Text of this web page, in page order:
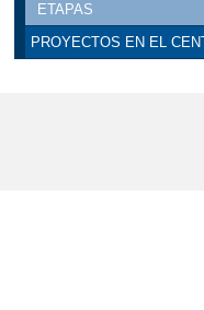
ETAPAS
PROYECTOS EN EL